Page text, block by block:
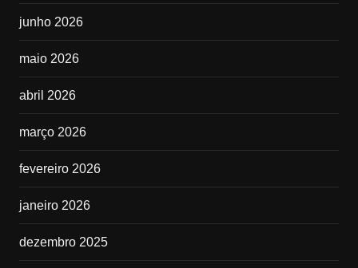
junho 2026
maio 2026
abril 2026
março 2026
fevereiro 2026
janeiro 2026
dezembro 2025